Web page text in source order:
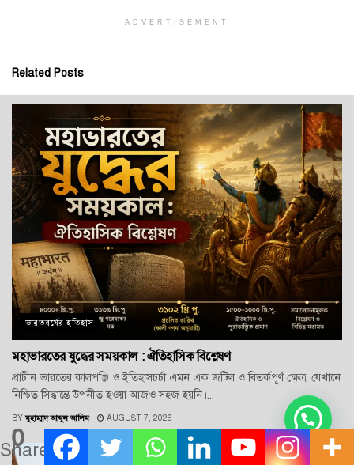
0
Shares
ADVERTISEMENT
Related Posts
ভারতবর্ষের ইতিহাস
মহাভারতের যুদ্ধের সময়কাল : ঐতিহাসিক বিশ্লেষণ
প্রাচীন ভারতের কালপঞ্জি ও ইতিহাসচর্চা এমন এক জটিল ও বিতর্কপূর্ণ ক্ষেত্র, যেখানে
নিশ্চিত সিদ্ধান্তে উপনীত হওয়া আজও সহজ হয়নি।...
BY মুহাম্মাদ আব্দুল আলিম AUGUST 7, 2026